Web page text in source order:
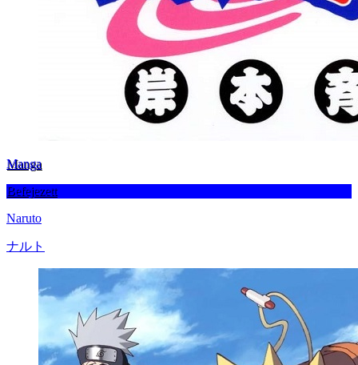
Manga
Befejezett
Naruto
ナルト